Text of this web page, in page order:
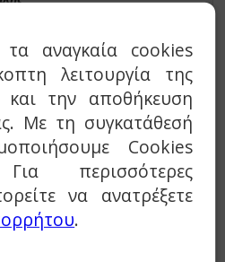
είναι η ιδανική επιλογή
και η παρακολούθηση του
ρόλο. Ο MAGNA3 υποστηρίζει
CIM και διαθέτει οθόνη
των έξυπνων χαρακτηριστικών.
τα αναγκαία cookies
λειτουργία της
και την αποθήκευση
Με τη συγκατάθεσή
Cookies
περισσότερες
να ανατρέξετε
.